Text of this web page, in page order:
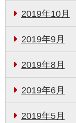
2019年10月
2019年9月
2019年8月
2019年6月
2019年5月